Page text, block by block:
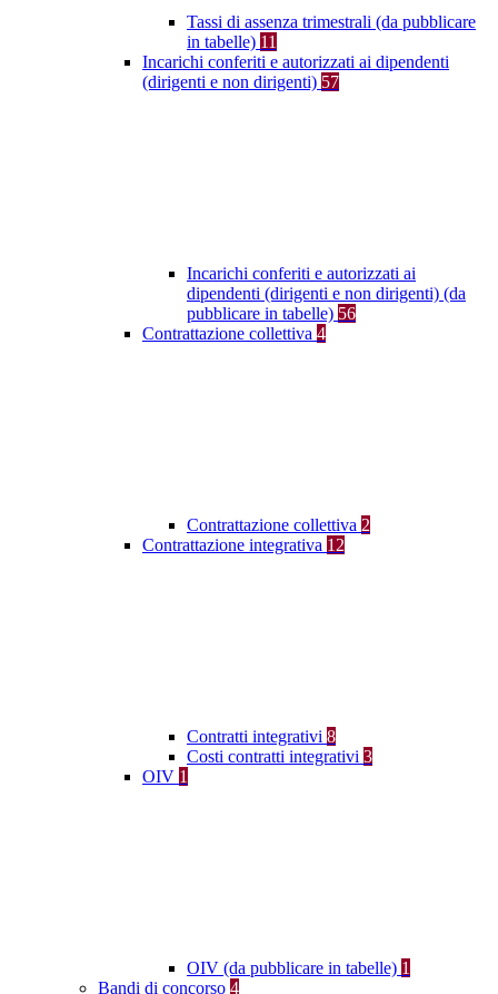
Tassi di assenza trimestrali (da pubblicare
in tabelle) 11
Incarichi conferiti e autorizzati ai dipendenti
(dirigenti e non dirigenti) 57
Incarichi conferiti e autorizzati ai
dipendenti (dirigenti e non dirigenti) (da
pubblicare in tabelle) 56
Contrattazione collettiva 4
Contrattazione collettiva 2
Contrattazione integrativa 12
Contratti integrativi 8
Costi contratti integrativi 3
OIV 1
OIV (da pubblicare in tabelle) 1
Bandi di concorso 4